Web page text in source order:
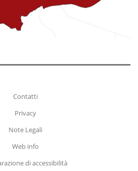
Contatti
Privacy
Note Legali
Web info
di accessibilità